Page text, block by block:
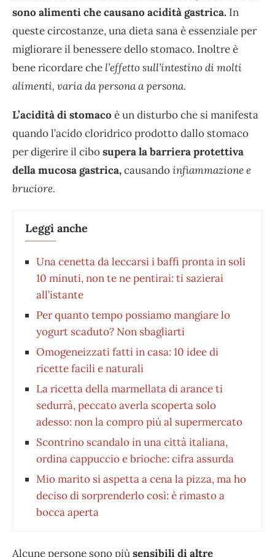
sono alimenti che causano acidità gastrica. In
queste circostanze, una dieta sana è essenziale per
migliorare il benessere dello stomaco. Inoltre è
bene ricordare che l’effetto sull’intestino di molti
alimenti, varia da persona a persona.
L’acidità di stomaco è un disturbo che si manifesta
quando l’acido cloridrico prodotto dallo stomaco
per digerire il cibosupera la barriera protettiva
della mucosa gastrica,causandoinfiammazione e
bruciore.
Leggi anche
Una cenetta da leccarsi i baffi pronta in soli
10 minuti, non te ne pentirai: ti sazierai
all’istante
Per quanto tempo possiamo mangiare lo
yogurt scaduto? Non sbagliarti
Omogeneizzati fatti in casa: 10 idee di
ricette facili e naturali
La ricetta della marmellata di arance ti
sedurrà, peccato averla scoperta solo
adesso: non la compro più al supermercato
Scontrino scandalo in una città italiana,
ordina cappuccio e brioche: cifra assurda
Mio marito si aspetta a cena la pizza, ma ho
deciso di sorprenderlo così: è rimasto a
bocca aperta
Alcune persone sono piùsensibili di altre